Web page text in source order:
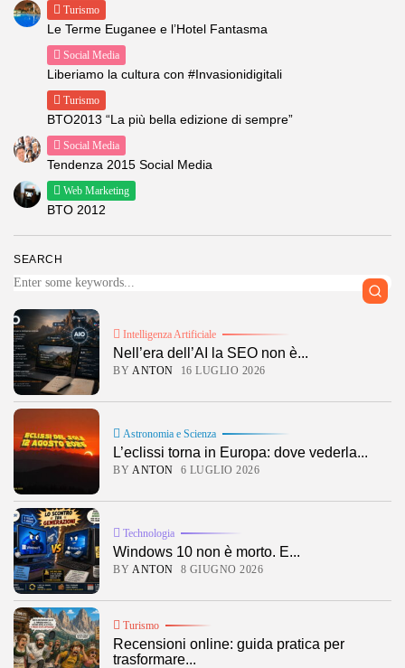
SEARCH
Intelligenza Artificiale
Nell’era dell’AI la SEO non è...
BY ANTON 16 LUGLIO 2026
Astronomia e Scienza
L’eclissi torna in Europa: dove vederla...
BY ANTON 6 LUGLIO 2026
Technologia
Windows 10 non è morto. E...
BY ANTON 8 GIUGNO 2026
Turismo
Recensioni online: guida pratica per
trasformare...
Turismo
Le Terme Euganee e l’Hotel Fantasma
Social Media
Liberiamo la cultura con #Invasionidigitali
Turismo
BTO2013 “La più bella edizione di sempre”
Social Media
Tendenza 2015 Social Media
Web Marketing
BTO 2012